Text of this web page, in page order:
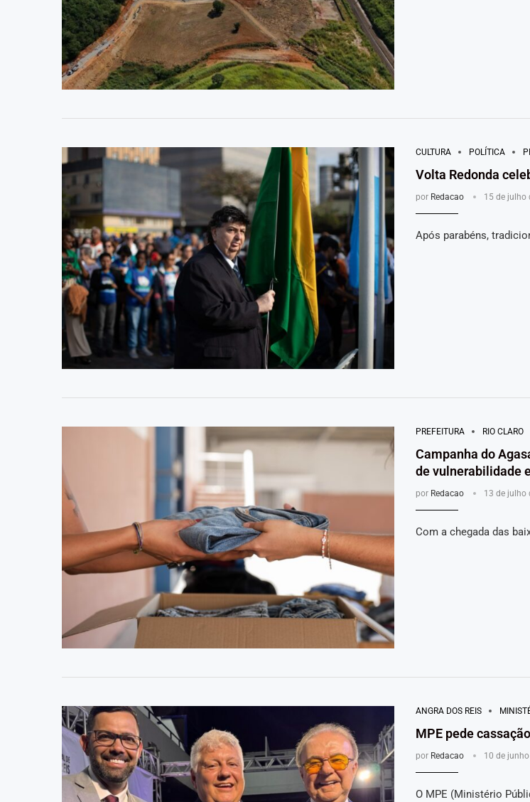
CULTURA POLÍTICA
Volta Redonda
por Redacao 15 de julho
Após parabéns,
PREFEITURA RIO CLARO
Campanha do
de vulnerabilidade
por Redacao 13 de julho
Com a chegada das
ANGRA DOS REIS
MPE pede
por Redacao 10 de
O MPE (Ministério